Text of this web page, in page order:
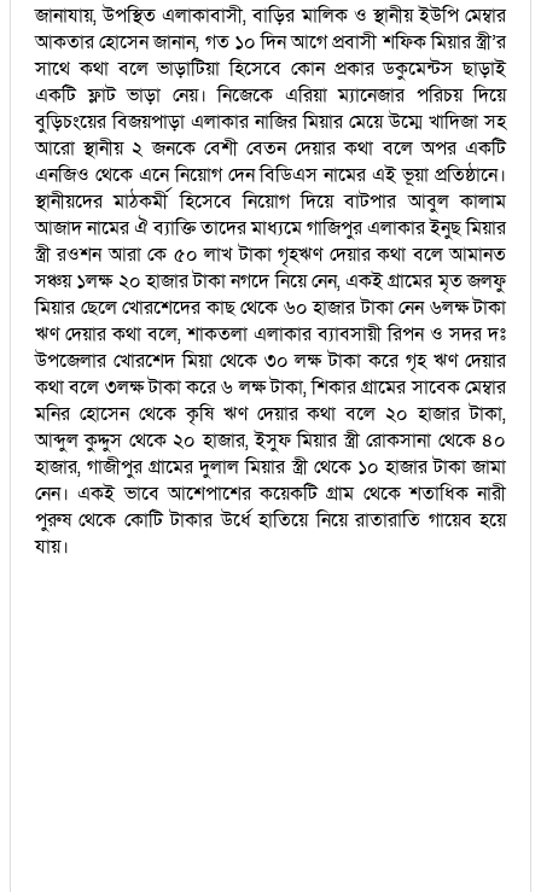
জানাযায়, উপস্থিত এলাকাবাসী, বাড়ির মালিক ও স্থানীয় ইউপি মেম্বার
আকতার হোসেন জানান, গত ১০ দিন আগে প্রবাসী শফিক মিয়ার স্ত্রী’র
সাথে কথা বলে ভাড়াটিয়া হিসেবে কোন প্রকার ডকুমেন্টস ছাড়াই
একটি ফ্লাট ভাড়া নেয়। নিজেকে এরিয়া ম্যানেজার পরিচয় দিয়ে
বুড়িচংয়ের বিজয়পাড়া এলাকার নাজির মিয়ার মেয়ে উম্মে খাদিজা সহ
আরো স্থানীয় ২ জনকে বেশী বেতন দেয়ার কথা বলে অপর একটি
এনজিও থেকে এনে নিয়োগ দেন বিডিএস নামের এই ভূয়া প্রতিষ্ঠানে।
স্থানীয়দের মাঠকর্মী হিসেবে নিয়োগ দিয়ে বাটপার আবুল কালাম
আজাদ নামের ঐ ব্যাক্তি তাদের মাধ্যমে গাজিপুর এলাকার ইনুছ মিয়ার
স্ত্রী রওশন আরা কে ৫০ লাখ টাকা গৃহঋণ দেয়ার কথা বলে আমানত
সঞ্চয় ১লক্ষ ২০ হাজার টাকা নগদে নিয়ে নেন, একই গ্রামের মৃত জলফু
মিয়ার ছেলে খোরশেদের কাছ থেকে ৬০ হাজার টাকা নেন ৬লক্ষ টাকা
ঋণ দেয়ার কথা বলে, শাকতলা এলাকার ব্যাবসায়ী রিপন ও সদর দঃ
উপজেলার খোরশেদ মিয়া থেকে ৩০ লক্ষ টাকা করে গৃহ ঋণ দেয়ার
কথা বলে ৩লক্ষ টাকা করে ৬ লক্ষ টাকা, শিকার গ্রামের সাবেক মেম্বার
মনির হোসেন থেকে কৃষি ঋণ দেয়ার কথা বলে ২০ হাজার টাকা,
আব্দুল কু্দ্দুস থেকে ২০ হাজার, ইসুফ মিয়ার স্ত্রী রোকসানা থেকে ৪০
হাজার, গাজীপুর গ্রামের দুলাল মিয়ার স্ত্রী থেকে ১০ হাজার টাকা জামা
নেন। একই ভাবে আশেপাশের কয়েকটি গ্রাম থেকে শতাধিক নারী
পুরুষ থেকে কোটি টাকার উর্ধে হাতিয়ে নিয়ে রাতারাতি গায়েব হয়ে
যায়।